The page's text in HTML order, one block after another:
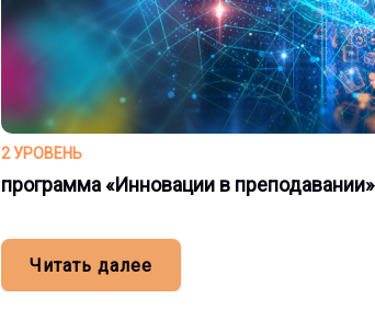
2 УРОВЕНЬ
программа «Инновации в преподавании»
Читать далее